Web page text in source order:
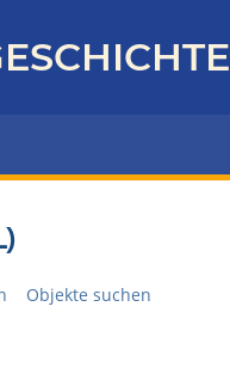
Objekte suchen